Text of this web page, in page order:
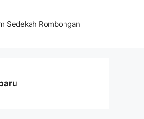
Sedekah Rombongan